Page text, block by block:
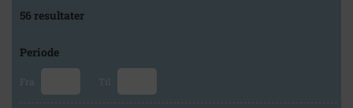
56 resultater
Periode
Fra Til